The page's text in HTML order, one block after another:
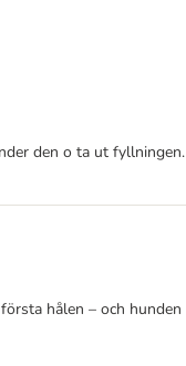
den o ta ut
hålen – och